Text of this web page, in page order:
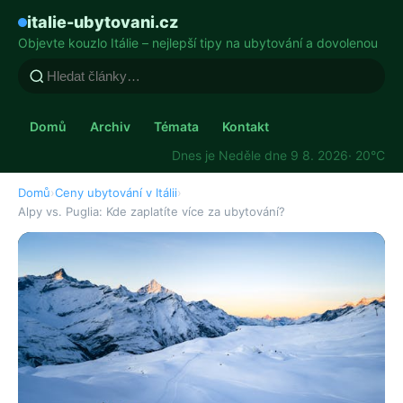
italie-ubytovani.cz
Objevte kouzlo Itálie – nejlepší tipy na ubytování a dovolenou
Domů Archiv Témata
Kontakt
Dnes je Neděle dne 9 8. 2026· 20°C
Domů›Ceny ubytování v Itálii›
Alpy vs. Puglia: Kde zaplatíte více za ubytování?